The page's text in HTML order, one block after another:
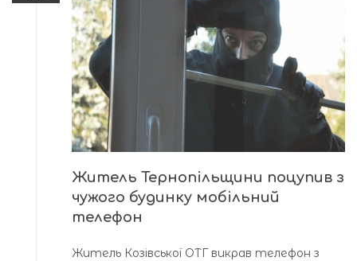
Житель Тернопільщини поцупив з
чужого будинку мобільний
телефон
Житель Козівської ОТГ викрав телефон з